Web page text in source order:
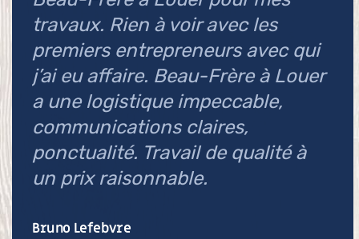
travaux. Rien à voir avec les
premiers entrepreneurs avec qui
j’ai eu affaire. Beau-Frère à Louer
a une logistique impeccable,
communications claires,
ponctualité. Travail de qualité à
un prix raisonnable.
Bruno Lefebvre